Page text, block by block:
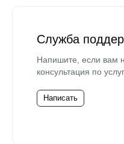
Служба
Напишите, если вам
консультация по
Написать